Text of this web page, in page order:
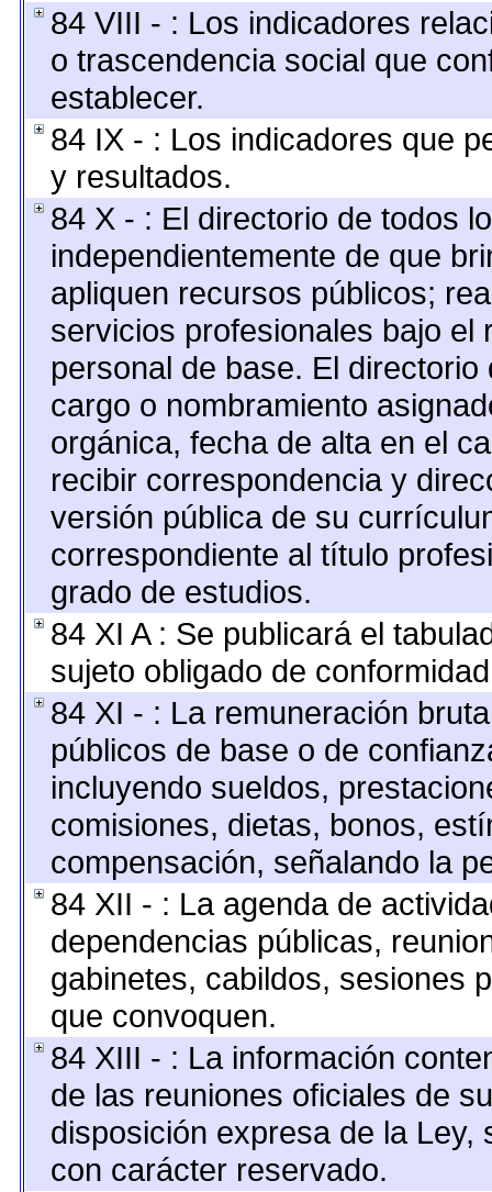
84 VIII - : Los indicadores
o trascendencia social que
establecer.
84 IX - : Los indicadores que
y resultados.
84 X - : El directorio de todos
independientemente de que
apliquen recursos públicos;
servicios profesionales bajo el
personal de base. El
cargo o nombramiento
orgánica, fecha de alta en el
recibir correspondencia y
versión pública de su
correspondiente al título
grado de estudios.
84 XI A : Se publicará el
sujeto obligado de
84 XI - : La remuneración
públicos de base o de
incluyendo sueldos,
comisiones, dietas, bonos,
compensación, señalando la
84 XII - : La agenda de
dependencias públicas,
gabinetes, cabildos, sesiones
que convoquen.
84 XIII - : La información
de las reuniones oficiales de
disposición expresa de la
con carácter reservado.